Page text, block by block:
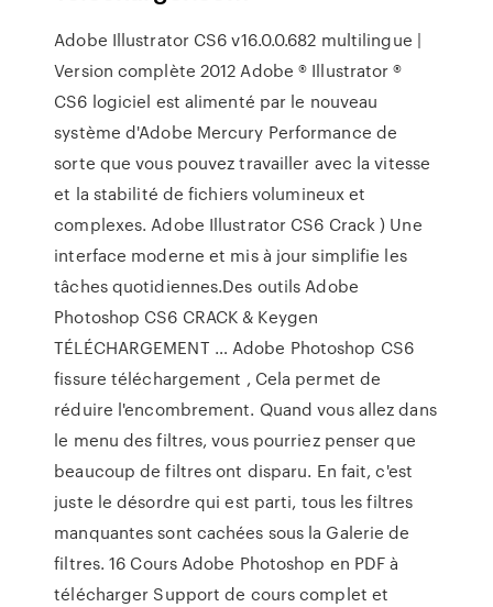
Adobe Illustrator CS6 v16.0.0.682 multilingue |
Version complète 2012 Adobe ® Illustrator ®
CS6 logiciel est alimenté par le nouveau
système d'Adobe Mercury Performance de
sorte que vous pouvez travailler avec la vitesse
et la stabilité de fichiers volumineux et
complexes. Adobe Illustrator CS6 Crack ) Une
interface moderne et mis à jour simplifie les
tâches quotidiennes.Des outils Adobe
Photoshop CS6 CRACK & Keygen
TÉLÉCHARGEMENT … Adobe Photoshop CS6
fissure téléchargement , Cela permet de
réduire l'encombrement. Quand vous allez dans
le menu des filtres, vous pourriez penser que
beaucoup de filtres ont disparu. En fait, c'est
juste le désordre qui est parti, tous les filtres
manquantes sont cachées sous la Galerie de
filtres. 16 Cours Adobe Photoshop en PDF à
télécharger Support de cours complet et